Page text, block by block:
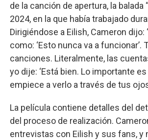
de la canción de apertura, la balada
2024, en la que había trabajado
Dirigiéndose a Eilish, Cameron dijo:
como: ‘Esto nunca va a funcionar’.
canciones. Literalmente, las
yo dije: ‘Está bien. Lo importante
empiece a verlo a través de tus
La película contiene detalles del
del proceso de realización.
entrevistas con Eilish y sus fans, y